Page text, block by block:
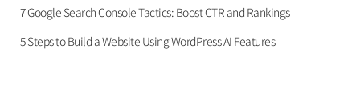
7 Google Search Console Tactics: Boost CTR and Rankings
5 Steps to Build a Website Using WordPress AI Features